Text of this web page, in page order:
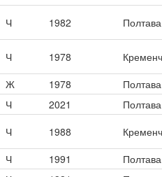
Ч 1982 Полтава
Ч 1978
Ж 1978
Полтава
Ч 2021
Полтава
Ч 1988
Ч 1991
Полтава